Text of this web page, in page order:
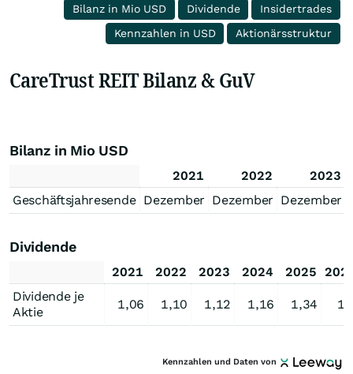
Bilanz in Mio USD Dividende
Insidertrades
Kennzahlen in USD
Aktionärsstruktur
CareTrust REIT Bilanz & GuV
Bilanz in Mio USD
2021 2022
2023
Geschäftsjahresende Dezember Dezember Dezember
Dividende
2021 2022 2023 2024 2025
Dividende je
Aktie
1,06 1,10 1,12 1,16 1,34
Kennzahlen und Daten von